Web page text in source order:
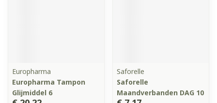
Europharma
Europharma Tampon
Glijmiddel 6
Saforelle
Saforelle
Maandverbanden DAG 10